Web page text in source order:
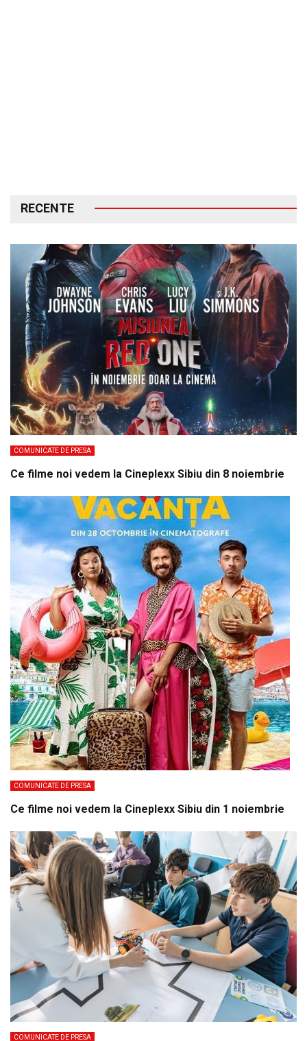
RECENTE
COMUNICATE DE PRESA
Ce filme noi vedem la Cineplexx Sibiu din 8 noiembrie
COMUNICATE DE PRESA
Ce filme noi vedem la Cineplexx Sibiu din 1 noiembrie
COMUNICATE DE PRESA